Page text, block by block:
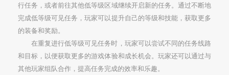
行任务，或者前往其他低等级区域继续开启新的任务。通过不断地
完成低等级可见任务，玩家可以提升自己的等级和技能，获取更多
的装备和奖励。
在重复进行低等级可见任务时，玩家可以尝试不同的任务线路
和目标，以便获取更多的游戏体验和成长机会。玩家还可以通过与
其他玩家组队合作，提高任务完成的效率和乐趣。